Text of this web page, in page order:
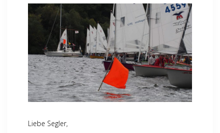
Liebe Segler,